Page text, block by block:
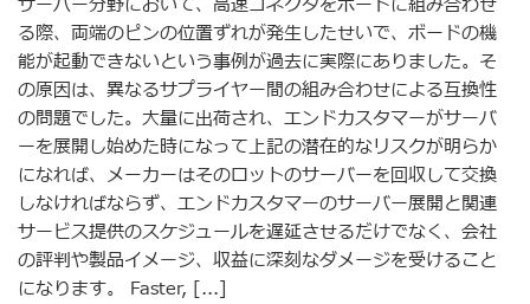
る際、両端のピンの位置ずれが発生したせいで、ボードの機
能が起動できないという事例が過去に実際にありました。そ
の原因は、異なるサプライヤー間の組み合わせによる互換性
の問題でした。大量に出荷され、エンドカスタマーがサーバ
ーを展開し始めた時になって上記の潜在的なリスクが明らか
になれば、メーカーはそのロットのサーバーを回収して交換
しなければならず、エンドカスタマーのサーバー展開と関連
サービス提供のスケジュールを遅延させるだけでなく、会社
の評判や製品イメージ、収益に深刻なダメージを受けること
になります。 Faster, [...]